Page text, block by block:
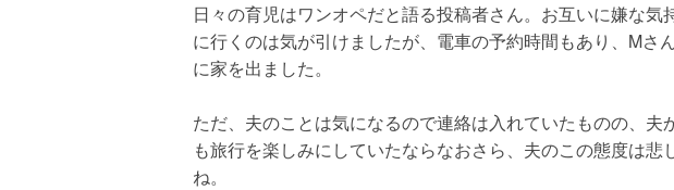
日々の育児はワンオペだと語る投稿者さん。お互いに嫌な気
に行くのは気が引けましたが、電車の予約時間もあり、Mさ
に家を出ました。
ただ、夫のことは気になるので連絡は入れていたものの、
も旅行を楽しみにしていたならなおさら、夫のこの態度は悲
ね。